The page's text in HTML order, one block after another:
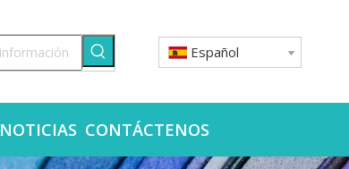
Español
NOTICIAS CONTÁCTENOS